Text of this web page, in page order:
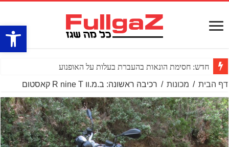
פתח
חדש: חסימת הונאות בהעברת בעלות על האופנוע
דף הבית / מכונות / רכיבה ראשונה: ב.מ.וו R nine T קאסטום